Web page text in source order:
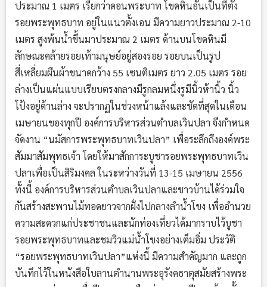
ประมาณ 1 เมตร เรียกว่าดอนพระบาท โขดหินอันเป็นที่ตั้ง
รอยพระพุทธบาท อยู่ในแนวตั้งเอน มีความยาวประมาณ 2-10
เมตร สูงพ้นน้ำขึ้นมาประมาณ 2 เมตร ด้านบนโขดหินมี
ลักษณะคล้ายรอยเท้ามนุษย์อยู่สองรอย รอยบนเป็นรูป
สี่เหลี่ยมผืนผ้าขนาดกว้าง 55 เซนติเมตร ยาว 2.05 เมตร รอย
ล่างเป็นแผ่นแบบเรียบตรงกลางมีรูกลมหนึ่งรูมีนิ้วห้านิ้ว นิ้ว
โป้งอยู่ด้านล่าง จะปรากฏในช่วงหน้าแล้งและชัดที่สุดในเดือน
เมษายนของทุกปี องค์การบริหารส่วนตำบลเวินปลา จึงกำหนด
จัดงาน “นมัสการพระพุทธบาทเวินปลา” เพื่อระลึกถึงองค์พระ
สัมมาสัมพุทธเจ้า โดยให้มาสักการะบูชารอยพระพุทธบาทเวิน
ปลาเพื่อเป็นสิริมงคล ในระหว่างวันที่ 13-15 เมษายน 2556
ทั้งนี้ องค์การบริหารส่วนตำบลเวินปลาและชาวบ้านได้ร่วมใจ
กันสร้างสะพานไม้ทอดยาวจากฝั่งไปกลางลำน้ำโขง เพื่ออำนวย
ความสะดวกแก่ประชาชนและนักท่องเที่ยวได้มากราบไว้บูชา
รอยพระพุทธบาทและชมวิวแม่น้ำโขงอย่างเต็มอิ่ม ประวัติ
“รอยพระพุทธบาทเวินปลา”แห่งนี้ มีความสำคัญมาก และถูก
บันทึกไว้ในหนังสือใบลานตำนานพระอุรังคธาตุสมัยสร้างพระ